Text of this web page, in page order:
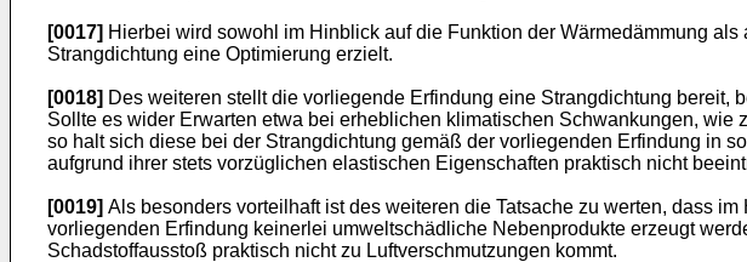
[0017] Hierbei wird sowohl im Hinblick auf die Funktion der Wärmedämmung
Strangdichtung eine Optimierung erzielt.
[0018] Des weiteren stellt die vorliegende Erfindung eine Strangdichtung
Sollte es wider Erwarten etwa bei erheblichen klimatischen Schwankungen,
so halt sich diese bei der Strangdichtung gemäß der vorliegenden Erfindung in
aufgrund ihrer stets vorzüglichen elastischen Eigenschaften praktisch nicht
[0019] Als besonders vorteilhaft ist des weiteren die Tatsache zu werten, dass
vorliegenden Erfindung keinerlei umweltschädliche Nebenprodukte erzeugt
Schadstoffausstoß praktisch nicht zu Luftverschmutzungen kommt.